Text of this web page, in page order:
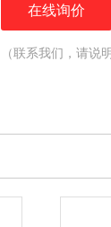
在线询价
（联系我们，请说